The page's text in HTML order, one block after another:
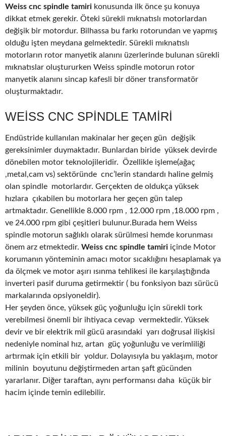
Weiss cnc spindle tamiri konusunda ilk önce şu konuya
dikkat etmek gerekir. Öteki sürekli mıknatıslı motorlardan
değişik bir motordur. Bilhassa bu farkı rotorundan ve yapmış
olduğu işten meydana gelmektedir. Sürekli mıknatıslı
motorların rotor manyetik alanını üzerlerinde bulunan sürekli
mıknatıslar oluştururken Weiss spindle motorun rotor
manyetik alanını sincap kafesli bir döner transformatör
oluşturmaktadır.
WEISS CNC SPINDLE TAMIRI
Endüstride kullanılan makinalar her geçen gün değişik
gereksinimler duymaktadır. Bunlardan biride yüksek devirde
dönebilen motor teknolojileridir. Özellikle işleme(ağaç
,metal,cam vs) sektöründe cnc’lerin standardı haline gelmiş
olan spindle motorlardır. Gerçekten de oldukça yüksek
hızlara çıkabilen bu motorlara her geçen gün talep
artmaktadır. Genellikle 8.000 rpm , 12.000 rpm ,18.000 rpm ,
ve 24.000 rpm gibi çeşitleri bulunur.Burada hem Weiss
spindle motorun sağlıklı olarak sürülmesi hemde korunması
önem arz etmektedir. Weiss cnc spindle tamiri içinde Motor
korumanın yönteminin amacı motor sıcaklığını hesaplamak ya
da ölçmek ve motor aşırı ısınma tehlikesi ile karşılaştığında
inverteri pasif duruma getirmektir ( bu fonksiyon bazı sürücü
markalarında opsiyoneldir).
Her şeyden önce, yüksek güç yoğunluğu için sürekli tork
verebilmesi önemli bir ihtiyaca cevap vermektedir. Yüksek
devir ve bir elektrik mil gücü arasındaki yarı doğrusal ilişkisi
nedeniyle nominal hız, artan güç yoğunluğu ve verimliliği
artırmak için etkili bir yoldur. Dolayısıyla bu yaklaşım, motor
milinin boyutunu değiştirmeden artan şaft gücünden
yararlanır. Diğer taraftan, aynı performansı daha küçük bir
hacim içinde temin edilebilir.